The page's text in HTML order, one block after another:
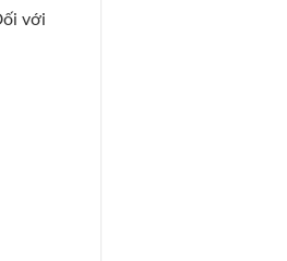
với